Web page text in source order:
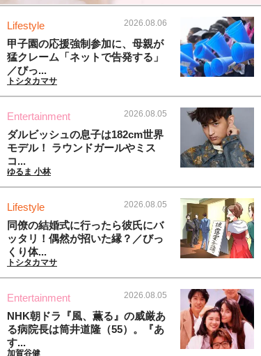
Lifestyle 2026.08.06
甲子園の応援強制参加に、母親が
猛クレーム「ネットで告発する」
／びっ...
トシタカマサ
Entertainment 2026.08.05
ダルビッシュの息子は182cm世界
モデル！ ラウンドガールやミス
コ...
ゆるま 小林
Lifestyle 2026.08.05
同僚の結婚式に行ったら彼氏にバ
ッタリ！偶然が招いた縁？／びっ
くり体...
トシタカマサ
Entertainment 2026.08.05
NHK朝ドラ『風、薫る』の威厳あ
る病院長は筒井道隆（55）。『あ
す...
加賀谷健